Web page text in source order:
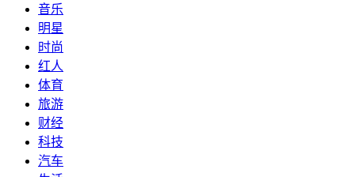
音乐
明星
时尚
红人
体育
旅游
财经
科技
汽车